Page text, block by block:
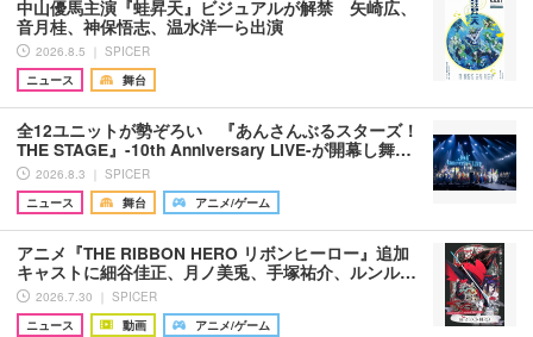
中山優馬主演『蛙昇天』ビジュアルが解禁 矢崎広、
音月桂、神保悟志、温水洋一ら出演
2026.8.5 ｜ SPICER
ニュース
舞台
全12ユニットが勢ぞろい 『あんさんぶるスターズ！
THE STAGE』-10th Anniversary LIVE-が開幕し舞…
2026.8.3 ｜ SPICER
ニュース
舞台 アニメ/ゲーム
アニメ『THE RIBBON HERO リボンヒーロー』追加
キャストに細谷佳正、月ノ美兎、手塚祐介、ルンル…
2026.7.30 ｜ SPICER
ニュース
動画 アニメ/ゲーム